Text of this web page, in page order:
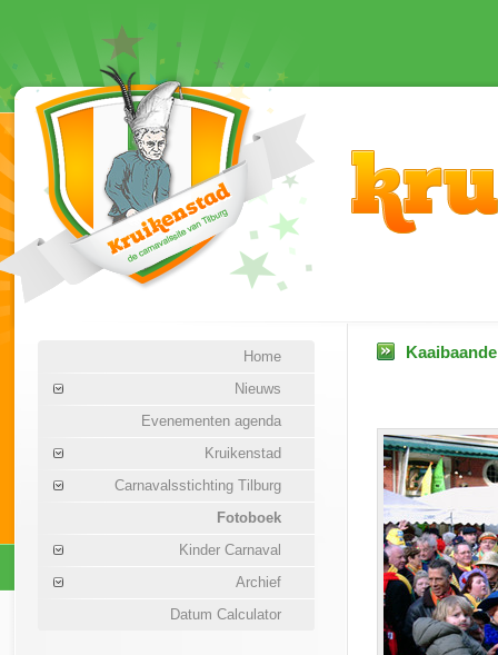
Home
Nieuws
Evenementen agenda
Kruikenstad
Carnavalsstichting Tilburg
Fotoboek
Kinder Carnaval
Archief
Datum Calculator